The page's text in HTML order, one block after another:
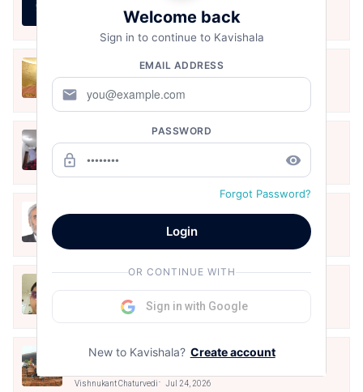
Vishnukant Chaturvedi Jul 31, 2026
नैनो कविता: वर्षा
Vishnukant Chaturvedi Jul 31, 2026
The Solitary Sun-Heart
Vishnukant Chaturvedi
ख्व़ाब के बाद
Jul 28, 2026
Vishnukant Chaturvedi Jul 28, 2026
मेहरबां
Vishnukant Chaturvedi Jul 24, 2026
Welcome back
Sign in to continue to Kavishala
EMAIL ADDRESS
mail
PASSWORD
lock_outline remove_red_eye
Forgot Password?
Login
OR CONTINUE WITH
Sign in with Google
New to Kavishala? Create account